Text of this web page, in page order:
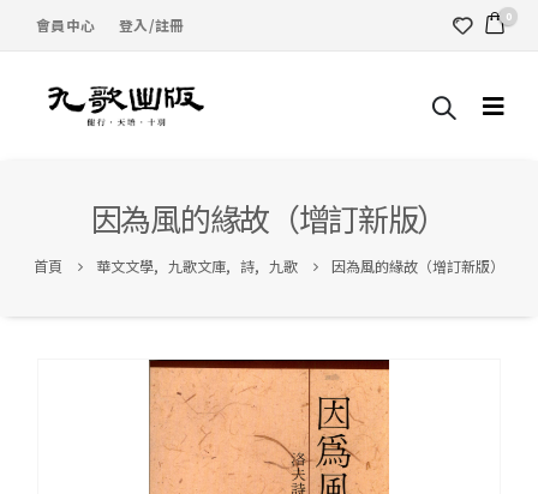
會員中心 登入/註冊 0
因為風的緣故（增訂新版）
首頁 華文文學, 九歌文庫, 詩, 九歌 因為風的緣故（增訂新版）